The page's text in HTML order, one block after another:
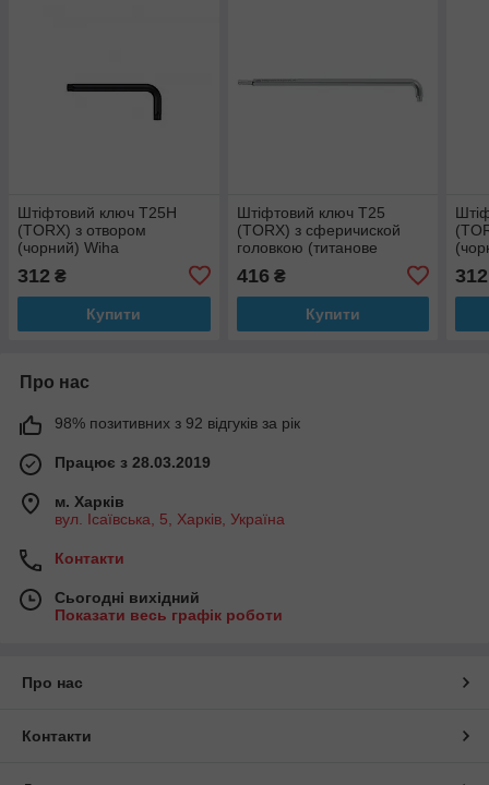
Штіфтовий ключ T25H
(TORX) з отвором
(чорний) Wiha
312 ₴
Купити
Штіфтовий ключ T25
(TORX) з сферичиской
головкою (титанове
416 ₴
Купити
312
Про нас
98% позитивних з 92 відгуків за рік
Працює з 28.03.2019
м. Харків
вул. Ісаївська, 5, Харків, Україна
Контакти
Сьогодні вихідний
Показати весь графік роботи
Про нас
Контакти